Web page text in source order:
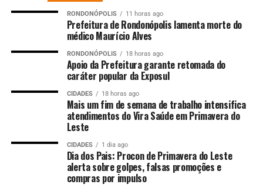
RONDONÓPOLIS 11 horas ago
Prefeitura de Rondonópolis lamenta morte do
médico Maurício Alves
RONDONÓPOLIS 18 horas ago
Apoio da Prefeitura garante retomada do
caráter popular da Exposul
CIDADES 18 horas ago
Mais um fim de semana de trabalho intensifica
atendimentos do Vira Saúde em Primavera do
Leste
CIDADES 1 dia ago
Dia dos Pais: Procon de Primavera do Leste
alerta sobre golpes, falsas promoções e
compras por impulso